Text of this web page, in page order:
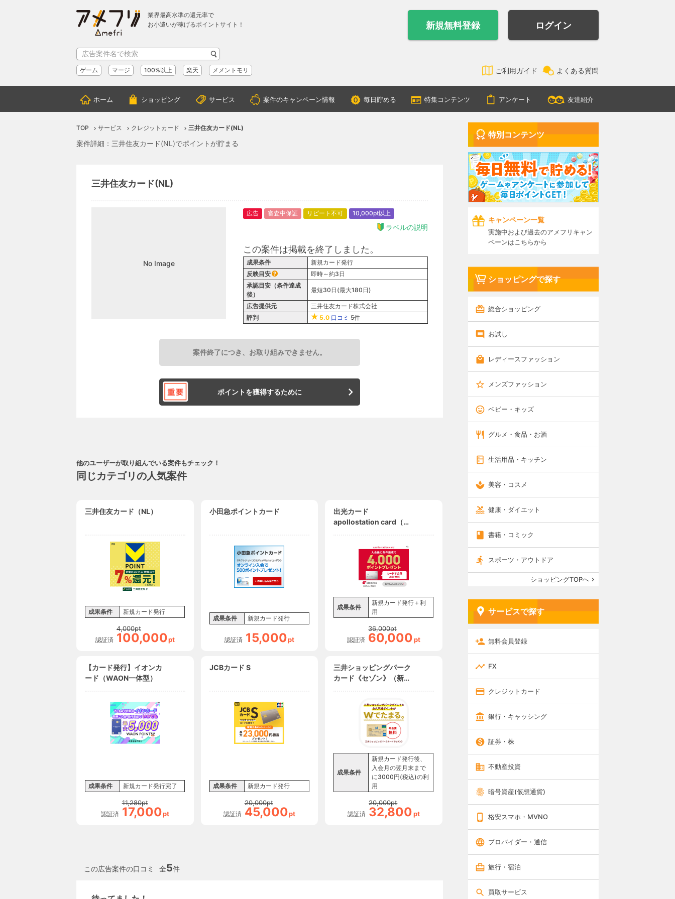
業界最高水準の還元率で
お小遣いが稼げるポイントサイト！
新規無料登録 ログイン
ゲーム マージ 100%以上 楽天 メメントモリ ご利用ガイド よくある質問
ホーム ショッピング サービス 案件のキャンペーン情報 毎日貯める 特集コンテンツ アンケート 友達紹介
TOP サービス クレジットカード 三井住友カード(NL)
案件詳細：三井住友カード(NL)でポイントが貯まる
三井住友カード(NL)
No Image
広告 審査中保証 リピート不可 10,000pt以上
ラベルの説明
この案件は掲載を終了しました。
成果条件
新規カード発行
反映目安
即時～約3日
承認目安（条件達成
後）
最短30日(最大180日)
広告提供元
三井住友カード株式会社
評判
5.0 口コミ 5件
案件終了につき、お取り組みできません。
ポイントを獲得するために
他のユーザーが取り組んでいる案件もチェック！
同じカテゴリの人気案件
三井住友カード（NL）
成果条件 新規カード発行
認証済
4,000pt
100,000pt
小田急ポイントカード
成果条件 新規カード発行
認証済 15,000pt
出光カード
apollostation card（旧
成果条件
新規カード発行＋利
用
認証済
36,000pt
60,000pt
【カード発行】イオンカ
ード（WAON一体型）
成果条件 新規カード発行完了
認証済
11,280pt
17,000pt
JCBカード S
成果条件 新規カード発行
認証済
20,000pt
45,000pt
三井ショッピングパーク
カード《セゾン》（新規
込)の利用）【iOS・
Android・PC】
成果条件
新規カード発行後、
入会月の翌月末まで
に3000円(税込)の利
用
認証済
20,000pt
32,800pt
この広告案件の口コミ 全5件
特別コンテンツ
キャンペーン一覧
実施中および過去のアメフリキャン
ペーンはこちらから
ショッピングで探す
総合ショッピング
お試し
レディースファッション
メンズファッション
ベビー・キッズ
グルメ・食品・お酒
生活用品・キッチン
美容・コスメ
健康・ダイエット
書籍・コミック
スポーツ・アウトドア
ショッピングTOPへ
サービスで探す
無料会員登録
FX
クレジットカード
銀行・キャッシング
証券・株
不動産投資
暗号資産(仮想通貨)
格安スマホ・MVNO
プロバイダー・通信
旅行・宿泊
買取サービス